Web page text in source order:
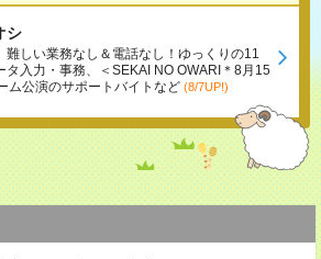
シ
難しい業務なし＆電話なし！ゆっくりの11
タ入力・事務、＜SEKAI NO OWARI＊8月15
ム公演のサポートバイトなど (8/7UP!)